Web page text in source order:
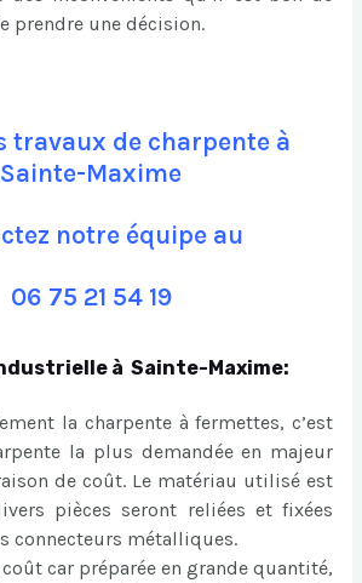
prendre une décision.
travaux de charpente à
Sainte-Maxime
notre équipe au
06 75 21 54 19
à Sainte-Maxime:
la charpente à fermettes, c’est
la plus demandée en majeur
de coût. Le matériau utilisé est
pièces seront reliées et fixées
connecteurs métalliques.
car préparée en grande quantité,